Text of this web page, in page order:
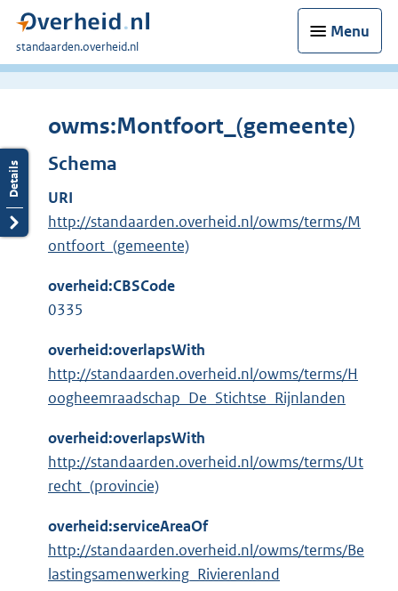
Menu
U
bent
standaarden.overheid.nl
owms:Montfoort_(gemeente)
Schema
URI
http://standaarden.overheid.nl/owms/terms/M
ontfoort_(gemeente)
overheid:CBSCode
0335
overheid:overlapsWith
http://standaarden.overheid.nl/owms/terms/H
oogheemraadschap_De_Stichtse_Rijnlanden
overheid:overlapsWith
http://standaarden.overheid.nl/owms/terms/Ut
recht_(provincie)
overheid:serviceAreaOf
http://standaarden.overheid.nl/owms/terms/Be
lastingsamenwerking_Rivierenland